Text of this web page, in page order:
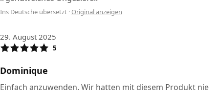
Ins Deutsche übersetzt · Original anzeigen
29. August 2025
5
Dominique
Einfach anzuwenden. Wir hatten mit diesem Produkt nie